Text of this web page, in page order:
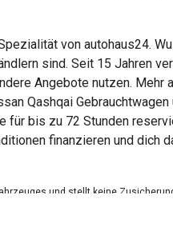
von autohaus24.
sind. Seit 15 Jahren
Angebote nutzen.
Qashqai
für bis zu 72 Stunden
finanzieren und dich
und stellt keine